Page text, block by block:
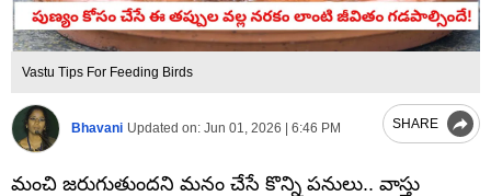
Vastu Tips For Feeding Birds
Bhavani Updated on: Jun 01, 2026 | 6:46 PM SHARE
మంచి జరుగుతుందని మనం చేసే కొన్ని పనులు.. వాస్తు